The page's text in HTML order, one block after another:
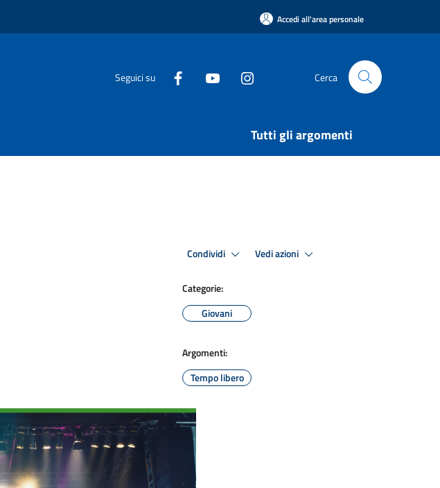
Accedi all'area personale
Seguici su Cerca
Tutti gli argomenti
Condividi Vedi azioni
Categorie:
Giovani
Argomenti:
Tempo libero